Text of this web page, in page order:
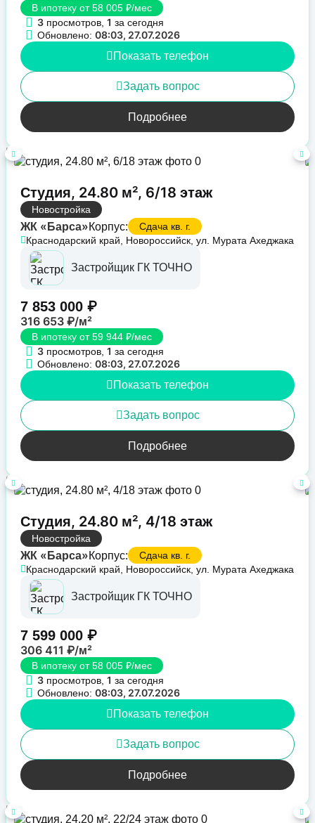
В ипотеку от 58 005 ₽/мес
3 просмотров, 1 за сегодня
Обновлено: 08:03, 27.07.2026
Показать телефон
Задать вопрос
Подробнее
Студия, 24.80 м², 6/18 этаж
Новостройка
ЖК «Барса»Корпус:
Сдача кв. г.
Краснодарский край, Новороссийск, ул. Мурата Ахеджака
Застройщик ГК ТОЧНО
7 853 000 ₽
316 653 ₽/м²
В ипотеку от 59 944 ₽/мес
3 просмотров, 1 за сегодня
Обновлено: 08:03, 27.07.2026
Показать телефон
Задать вопрос
Подробнее
Студия, 24.80 м², 4/18 этаж
Новостройка
ЖК «Барса»Корпус:
Сдача кв. г.
Краснодарский край, Новороссийск, ул. Мурата Ахеджака
Застройщик ГК ТОЧНО
7 599 000 ₽
306 411 ₽/м²
В ипотеку от 58 005 ₽/мес
3 просмотров, 1 за сегодня
Обновлено: 08:03, 27.07.2026
Показать телефон
Задать вопрос
Подробнее